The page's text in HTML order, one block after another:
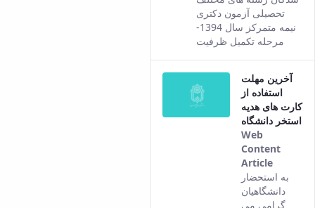
تحصیلی آزمون دکتری
نیمه متمرکز سال 1394-
مرحله تکمیل ظرفیت
آخرین مهلت
استفاده از
کارت های هدیه
استخر دانشگاه
Web
Content
Article
This
result
comes
به استحضار
دانشگاهیان
گرامی می